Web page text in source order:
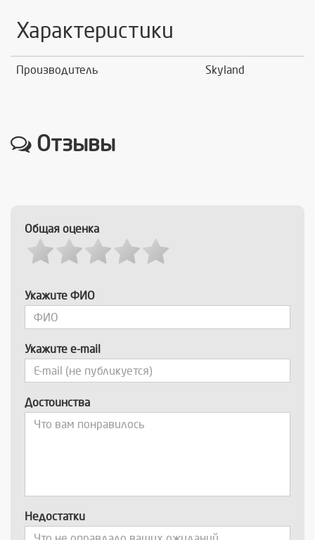
Характеристики
Производитель Skyland
Отзывы
Общая оценка
Укажите ФИО
Укажите e-mail
Достоинства
Недостатки